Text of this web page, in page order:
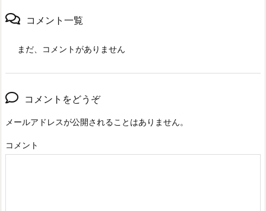
コメント一覧
まだ、コメントがありません
コメントをどうぞ
メールアドレスが公開されることはありません。
コメント